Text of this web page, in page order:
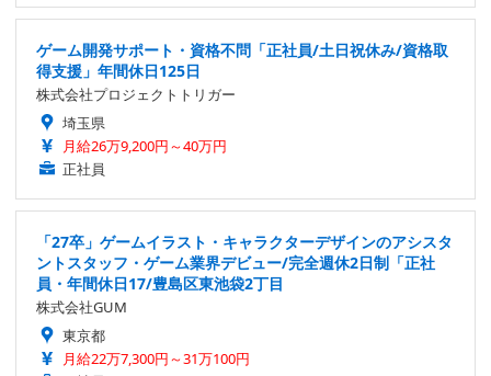
ゲーム開発サポート・資格不問「正社員/土日祝休み/資格取
得支援」年間休日125日
株式会社プロジェクトトリガー
埼玉県
月給26万9,200円～40万円
正社員
「27卒」ゲームイラスト・キャラクターデザインのアシスタ
ントスタッフ・ゲーム業界デビュー/完全週休2日制「正社
員・年間休日17/豊島区東池袋2丁目
株式会社GUM
東京都
月給22万7,300円～31万100円